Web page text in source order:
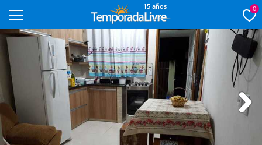
15 años 0